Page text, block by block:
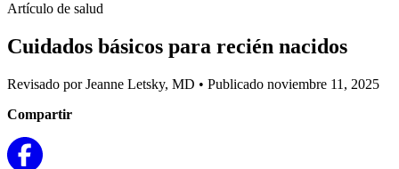
Artículo de salud
Cuidados básicos para recién nacidos
Revisado por Jeanne Letsky, MD • Publicado noviembre 11, 2025
Compartir